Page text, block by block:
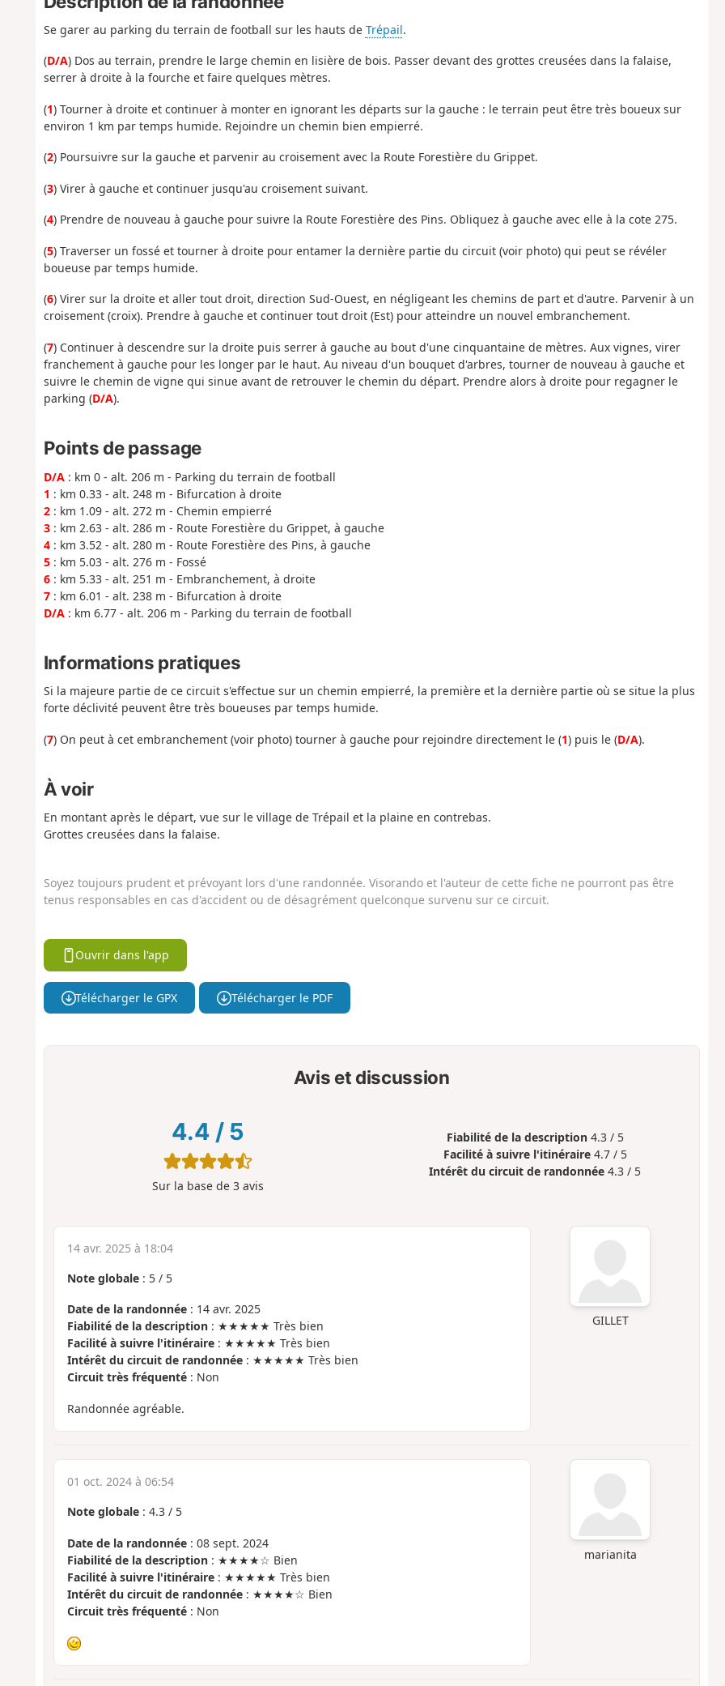
Se garer au parking du terrain de football sur les hauts de Trépail.
(D/A) Dos au terrain, prendre le large chemin en lisière de bois. Passer devant des grottes creusées dans la falaise,
serrer à droite à la fourche et faire quelques mètres.
(1) Tourner à droite et continuer à monter en ignorant les départs sur la gauche : le terrain peut être très boueux sur
environ 1 km par temps humide. Rejoindre un chemin bien empierré.
(2) Poursuivre sur la gauche et parvenir au croisement avec la Route Forestière du Grippet.
(3) Virer à gauche et continuer jusqu'au croisement suivant.
(4) Prendre de nouveau à gauche pour suivre la Route Forestière des Pins. Obliquez à gauche avec elle à la cote 275.
(5) Traverser un fossé et tourner à droite pour entamer la dernière partie du circuit (voir photo) qui peut se révéler
boueuse par temps humide.
(6) Virer sur la droite et aller tout droit, direction Sud-Ouest, en négligeant les chemins de part et d'autre. Parvenir à un
croisement (croix). Prendre à gauche et continuer tout droit (Est) pour atteindre un nouvel embranchement.
(7) Continuer à descendre sur la droite puis serrer à gauche au bout d'une cinquantaine de mètres. Aux vignes, virer
franchement à gauche pour les longer par le haut. Au niveau d'un bouquet d'arbres, tourner de nouveau à gauche et
suivre le chemin de vigne qui sinue avant de retrouver le chemin du départ. Prendre alors à droite pour regagner le
parking (D/A).
Points de passage
D/A: km 0 - alt. 206 m - Parking du terrain de football
1 : km 0.33 - alt. 248 m - Bifurcation à droite
2: km 1.09 - alt. 272 m - Chemin empierré
3: km 2.63 - alt. 286 m - Route Forestière du Grippet, à gauche
4: km 3.52 - alt. 280 m - Route Forestière des Pins, à gauche
5: km 5.03 - alt. 276 m - Fossé
6: km 5.33 - alt. 251 m - Embranchement, à droite
7: km 6.01 - alt. 238 m - Bifurcation à droite
D/A: km 6.77 - alt. 206 m - Parking du terrain de football
Informations pratiques
Si la majeure partie de ce circuit s'effectue sur un chemin empierré, la première et la dernière partie où se situe la plus
forte déclivité peuvent être très boueuses par temps humide.
(7) On peut à cet embranchement (voir photo) tourner à gauche pour rejoindre directement le (1) puis le (D/A).
À voir
En montant après le départ, vue sur le village de Trépail et la plaine en contrebas.
Grottes creusées dans la falaise.
Soyez toujours prudent et prévoyant lors d'une randonnée. Visorando et l'auteur de cette fiche ne pourront pas être
tenus responsables en cas d'accident ou de désagrément quelconque survenu sur ce circuit.
Ouvrir dans l'app
Télécharger le GPX Télécharger le PDF
Avis et discussion
4.4 / 5
Sur la base de 3avis
Fiabilité de la description 4.3 / 5
Facilité à suivre l'itinéraire 4.7 / 5
Intérêt du circuit de randonnée 4.3 / 5
GILLET
14 avr. 2025 à 18:04
Note globale: 5/ 5
Date de la randonnée: 14 avr. 2025
Fiabilité de la description: ★★★★★ Très bien
Facilité à suivre l'itinéraire: ★★★★★ Très bien
Intérêt du circuit de randonnée: ★★★★★ Très bien
Circuit très fréquenté: Non
Randonnée agréable.
marianita
01 oct. 2024 à 06:54
Note globale: 4.3/ 5
Date de la randonnée: 08 sept. 2024
Fiabilité de la description: ★★★★☆ Bien
Facilité à suivre l'itinéraire: ★★★★★ Très bien
Intérêt du circuit de randonnée: ★★★★☆ Bien
Circuit très fréquenté: Non